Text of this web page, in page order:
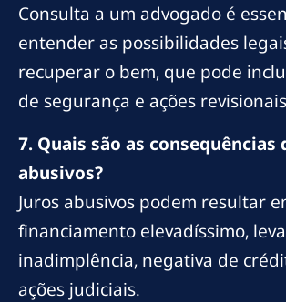
Consulta a um advogado é
entender as possibilidades
recuperar o bem, que pode
de segurança e ações
7. Quais são as consequências
abusivos?
Juros abusivos podem resultar
financiamento elevadíssimo,
inadimplência, negativa de
ações judiciais.